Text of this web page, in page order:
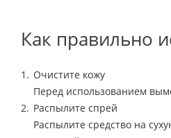
Как правильно
Очистите кожу
Перед использованием
Распылите спрей
Распылите средство на